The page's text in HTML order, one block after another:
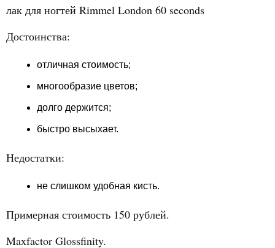
лак для ногтей Rimmel London 60 seconds
Достоинства:
отличная стоимость;
многообразие цветов;
долго держится;
быстро высыхает.
Недостатки:
не слишком удобная кисть.
Примерная стоимость 150 рублей.
Maxfactor Glossfinity.